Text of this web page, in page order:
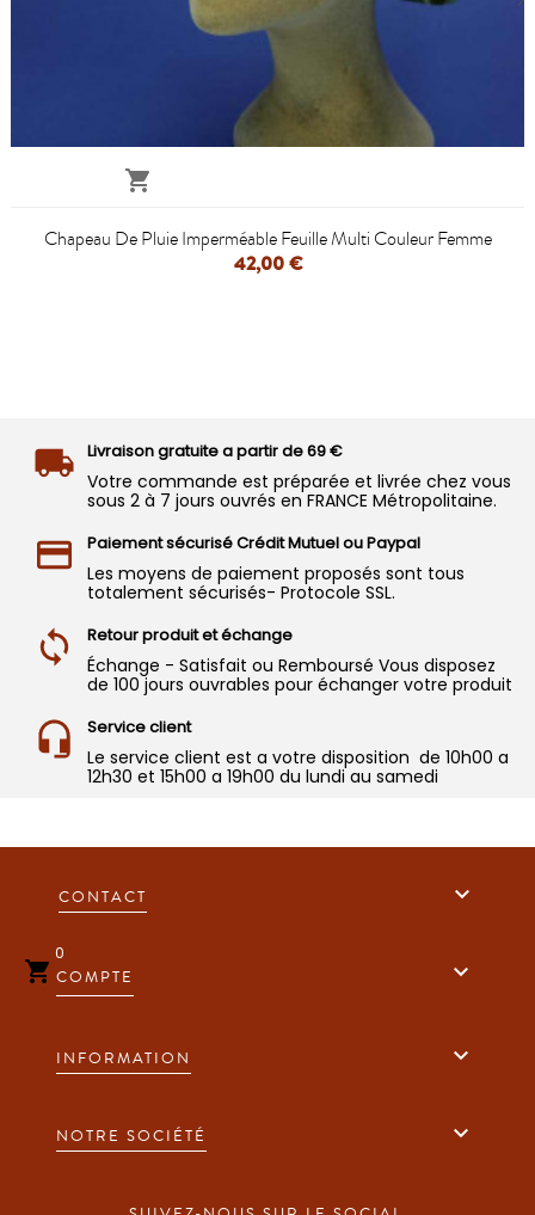

Chapeau De Pluie Imperméable Feuille Multi Couleur Femme
42,00 €
Livraison gratuite a partir de 69 €
Votre commande est préparée et livrée chez vous
sous 2 à 7 jours ouvrés en FRANCE Métropolitaine.
Paiement sécurisé Crédit Mutuel ou Paypal
Les moyens de paiement proposés sont tous
totalement sécurisés- Protocole SSL.
Retour produit et échange
Échange - Satisfait ou Remboursé Vous disposez
de 100 jours ouvrables pour échanger votre produit
Service client
Le service client est a votre disposition de 10h00 a
12h30 et 15h00 a 19h00 du lundi au samedi
CONTACT 
COMPTE 
INFORMATION 
NOTRE SOCIÉTÉ 

0